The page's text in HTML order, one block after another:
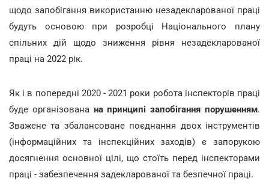
щодо запобігання використанню незадекларованої праці
будуть основою при розробці Національного плану
спільних дій щодо зниження рівня незадекларованої
праці на 2022 рік.
Як і в попередні 2020 - 2021 роки робота інспекторів праці
буде організована на принципі запобігання порушенням.
Зважене та збалансоване поєднання двох інструментів
(інформаційних та інспекційних заходів) є запорукою
досягнення основної цілі, що стоїть перед інспекторами
праці - забезпечення задекларованої та безпечної праці.